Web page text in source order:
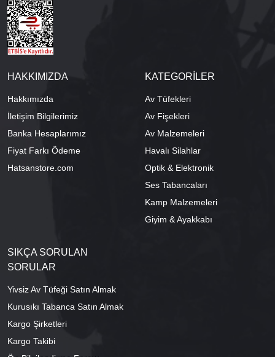
HAKKIMIZDA
Hakkımızda
İletişim Bilgilerimiz
Banka Hesaplarımız
Fiyat Farkı Ödeme
Hatsanstore.com
KATEGORİLER
Av Tüfekleri
Av Fişekleri
Av Malzemeleri
Havalı Silahlar
Optik & Elektronik
Ses Tabancaları
Kamp Malzemeleri
Giyim & Ayakkabı
SIKÇA SORULAN
SORULAR
Yivsiz Av Tüfeği Satın Almak
Kurusıkı Tabanca Satın Almak
Kargo Şirketleri
Kargo Takibi